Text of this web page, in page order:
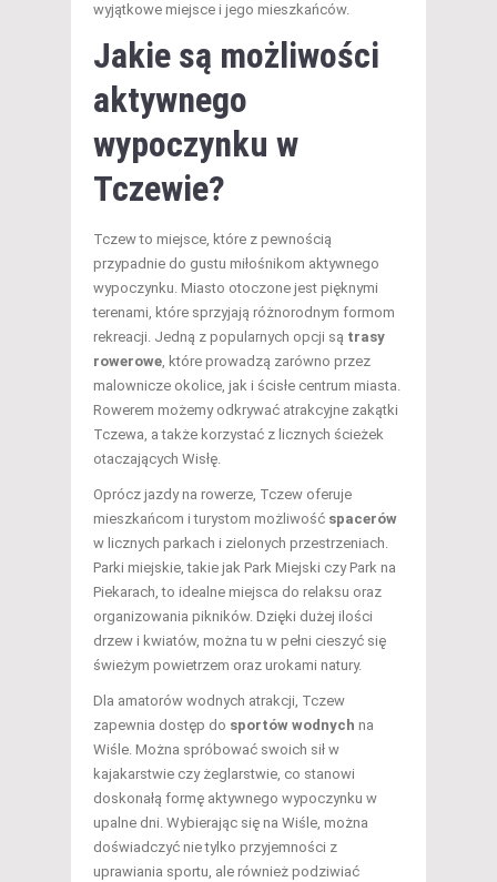
wyjątkowe miejsce i jego mieszkańców.
Jakie są możliwości
aktywnego
wypoczynku w
Tczewie?
Tczew to miejsce, które z pewnością
przypadnie do gustu miłośnikom aktywnego
wypoczynku. Miasto otoczone jest pięknymi
terenami, które sprzyjają różnorodnym formom
rekreacji. Jedną z popularnych opcji są trasy
rowerowe, które prowadzą zarówno przez
malownicze okolice, jak i ścisłe centrum miasta.
Rowerem możemy odkrywać atrakcyjne zakątki
Tczewa, a także korzystać z licznych ścieżek
otaczających Wisłę.
Oprócz jazdy na rowerze, Tczew oferuje
mieszkańcom i turystom możliwość spacerów
w licznych parkach i zielonych przestrzeniach.
Parki miejskie, takie jak Park Miejski czy Park na
Piekarach, to idealne miejsca do relaksu oraz
organizowania pikników. Dzięki dużej ilości
drzew i kwiatów, można tu w pełni cieszyć się
świeżym powietrzem oraz urokami natury.
Dla amatorów wodnych atrakcji, Tczew
zapewnia dostęp do sportów wodnych na
Wiśle. Można spróbować swoich sił w
kajakarstwie czy żeglarstwie, co stanowi
doskonałą formę aktywnego wypoczynku w
upalne dni. Wybierając się na Wiśle, można
doświadczyć nie tylko przyjemności z
uprawiania sportu, ale również podziwiać